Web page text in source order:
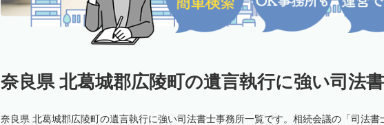
奈良県 北葛城郡広陵町の遺言執行に強い司法
奈良県 北葛城郡広陵町の遺言執行に強い司法書士事務所一覧です。相続会議の「司法